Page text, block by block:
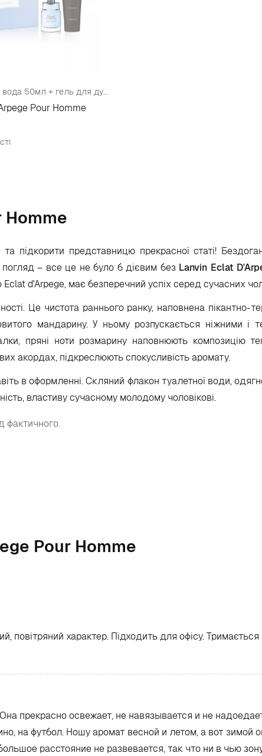
Набір (туалетна вода 50мл + гель для душу 100мл)
Pour Homme
Homme
підкорити представницю прекрасної статі!
погляд – все це не було б дієвим без Lanvin Eclat
d'Arpege, має безперечний успіх серед сучасних
Це чистота раннього ранку, наповнена пікантно-
мандарину. У ньому розпускається ніжними і
пряні ноти розмарину наповнюють композицію
акордах, підкреслюють спокусливість аромату.
в оформленні. Скляний флакон туалетної води,
властиву сучасному молодому чоловікові.
фактичного.
Pour Homme
повітряний характер. Підходить для офісу.
прекрасно освежает, не навязывается и не
на футбол. Ношу аромат весной и летом, а вот зимой
расстояние не развевается, так что ни в чью